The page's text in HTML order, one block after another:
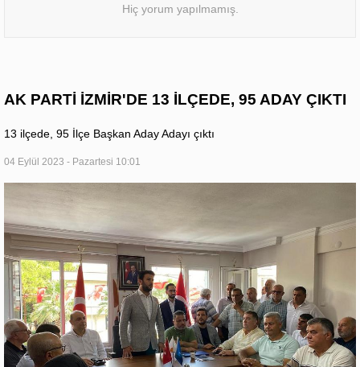
Hiç yorum yapılmamış.
AK PARTİ İZMİR'DE 13 İLÇEDE, 95 ADAY ÇIKTI
13 ilçede, 95 İlçe Başkan Aday Adayı çıktı
04 Eylül 2023 - Pazartesi 10:01